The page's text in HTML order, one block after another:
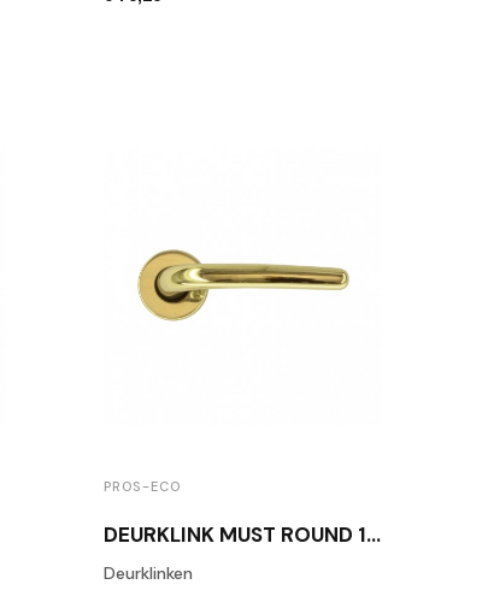
PROS-ECO
DEURKLINK MUST ROUND 19 MESSING GEPOLIJST
Deurklinken